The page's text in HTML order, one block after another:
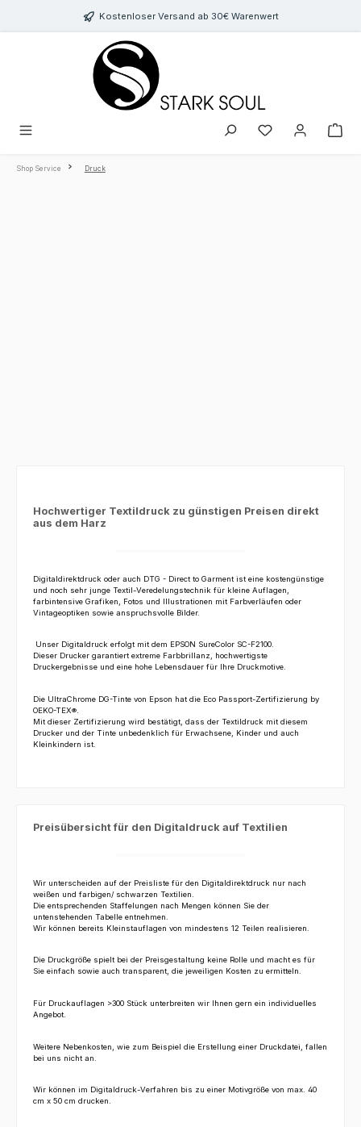
Zum Hauptinhalt springenKostenloser Versand ab 30€ Warenwert
Du hast 0 Produkte
Shop Service Druck
Hochwertiger Textildruck zu günstigen Preisen direkt
aus dem Harz
Digitaldirektdruck oder auch DTG - Direct to Garment ist eine kostengünstige
und noch sehr junge Textil-Veredelungstechnik für kleine Auflagen,
farbintensive Grafiken, Fotos und Illustrationen mit Farbverläufen oder
Vintageoptiken sowie anspruchsvolle Bilder.
Unser Digitaldruck erfolgt mit dem EPSON SureColor SC-F2100.
Dieser Drucker garantiert extreme Farbbrillanz, hochwertigste
Druckergebnisse und eine hohe Lebensdauer für Ihre Druckmotive.
Die UltraChrome DG-Tinte von Epson hat die Eco Passport-Zertifizierung by
OEKO-TEX®
Mit dieser Zertifizierung wird bestätigt, dass der Textildruck mit diesem
Drucker und der Tinte unbedenklich für Erwachsene, Kinder und auch
Kleinkindern ist.
Preisübersicht für den Digitaldruck auf Textilien
Wir unterscheiden auf der Preisliste für den Digitaldirektdruck nur nach
weißen und farbigen/ schwarzen Textilien.
Die entsprechenden Staffelungen nach Mengen können Sie der
untenstehenden Tabelle entnehmen.
Wir können bereits Kleinstauflagen von mindestens 12 Teilen realisieren.
Die Druckgröße spielt bei der Preisgestaltung keine Rolle und macht es für
Sie einfach sowie auch transparent, die jeweiligen Kosten zu ermitteln.
Für Druckauflagen >300 Stück unterbreiten wir Ihnen gern ein individuelles
Angebot.
Weitere Nebenkosten , wie zum Beispiel die Erstellung einer Druckdatei, fallen
bei uns nicht an
Wir können im Digitaldruck-Verfahren bis zu einer Motivgröße von max. 40
cm x 50 cm drucken.